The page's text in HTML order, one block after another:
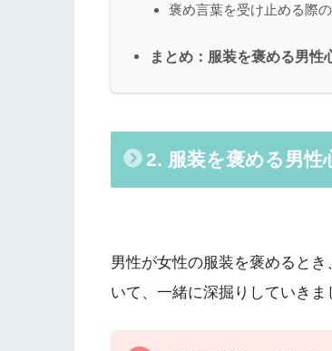
褒め言葉を受け止める際の
まとめ：服装を褒める男性
2. 服装を褒める男性
男性が女性の服装を褒めると
いて、一緒に深掘りしていきま